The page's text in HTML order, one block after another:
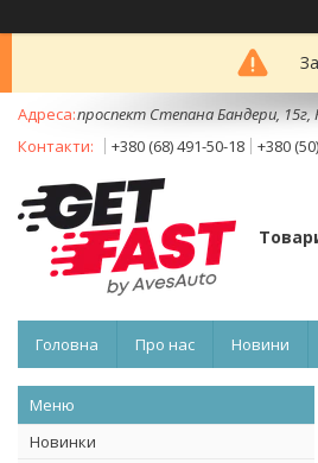
проспект Степана Бандери, 15г,
+380 (68) 491-50-18
+380
Головна Про нас Новини
Новинки